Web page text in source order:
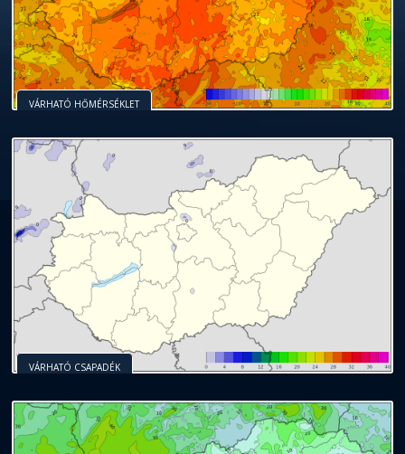
VÁRHATÓ HŐMÉRSÉKLET
VÁRHATÓ CSAPADÉK